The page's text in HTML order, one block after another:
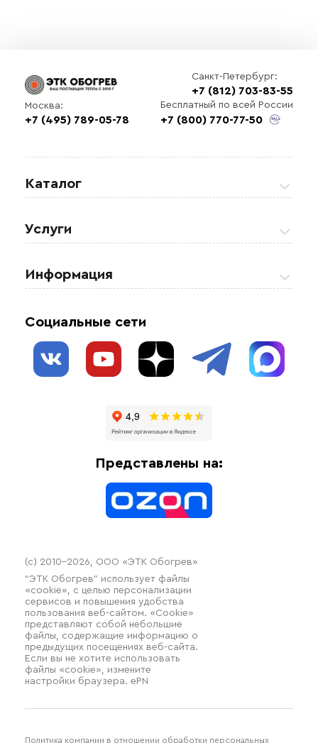
Санкт-Петербург:
+7 (812) 703-83-55
Москва:
+7 (495) 789-05-78
Бесплатный по всей России
+7 (800) 770-77-50
Каталог
Регулирующая аппаратура
Взрывозащищенное оборудование
Системы защиты от протечки
Отопительное оборудование
Услуги
Обогрев резервуаров
Обогрев трубопроводов
Информация
Блог
Социальные сети
Представлены на:
(c) 2010–2026, ООО «ЭТК Обогрев»
“ЭТК Обогрев” использует файлы
«cookie», с целью персонализации
сервисов и повышения удобства
пользования веб-сайтом. «Cookie»
представляют собой небольшие
файлы, содержащие информацию о
предыдущих посещениях веб-сайта.
Если вы не хотите использовать
файлы «cookie», измените
настройки браузера. ePN
Политика компании в отношении обработки персональных